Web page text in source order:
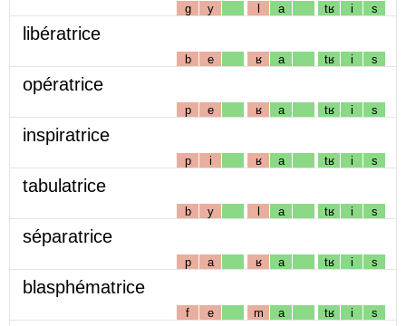
g y l a tʁ i s
libératrice
b e ʁ a tʁ i s
opératrice
p e ʁ a tʁ i s
inspiratrice
p i ʁ a tʁ i s
tabulatrice
b y l a tʁ i s
séparatrice
p a ʁ a tʁ i s
blasphématrice
f e m a tʁ i s